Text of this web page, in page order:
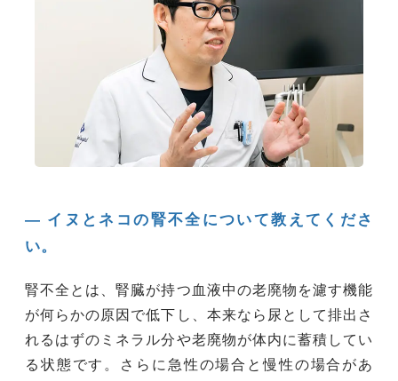
― イヌとネコの腎不全について教えてくださ
い。
腎不全とは、腎臓が持つ血液中の老廃物を濾す機能
が何らかの原因で低下し、本来なら尿として排出さ
れるはずのミネラル分や老廃物が体内に蓄積してい
る状態です。さらに急性の場合と慢性の場合があ